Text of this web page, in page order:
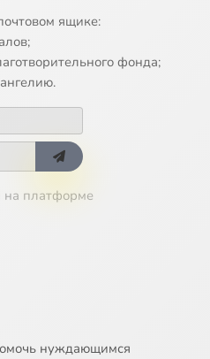
ящике:
фонда;
на платформе
нуждающимся